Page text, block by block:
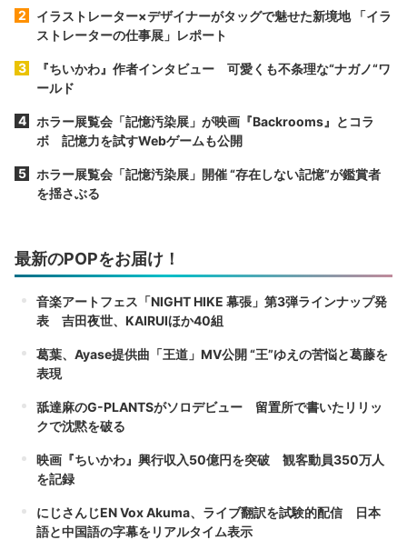
イラストレーター×デザイナーがタッグで魅せた新境地 「イラ
ストレーターの仕事展」レポート
『ちいかわ』作者インタビュー 可愛くも不条理な“ナガノ“ワ
ールド
ホラー展覧会「記憶汚染展」が映画『Backrooms』とコラ
ボ 記憶力を試すWebゲームも公開
ホラー展覧会「記憶汚染展」開催 “存在しない記憶”が鑑賞者
を揺さぶる
最新のPOPをお届け！
音楽アートフェス「NIGHT HIKE 幕張」第3弾ラインナップ発
表 吉田夜世、KAIRUIほか40組
葛葉、Ayase提供曲「王道」MV公開 “王”ゆえの苦悩と葛藤を
表現
舐達麻のG-PLANTSがソロデビュー 留置所で書いたリリッ
クで沈黙を破る
映画『ちいかわ』興行収入50億円を突破 観客動員350万人
を記録
にじさんじEN Vox Akuma、ライブ翻訳を試験的配信 日本
語と中国語の字幕をリアルタイム表示